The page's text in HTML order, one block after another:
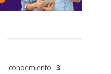
conocimiento 3